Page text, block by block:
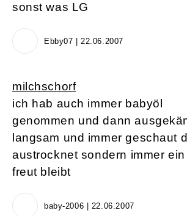
sonst was LG
Ebby07 | 22.06.2007
milchschorf
ich hab auch immer babyöl
genommen und dann
langsam und immer geschaut
austrocknet sondern immer
freut bleibt
baby-2006 | 22.06.2007